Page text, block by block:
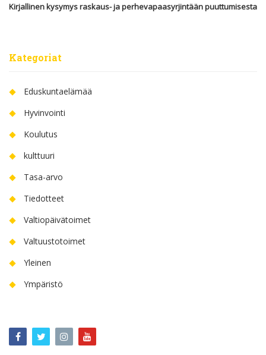
Kirjallinen kysymys raskaus- ja perhevapaasyrjintään puuttumisesta
Kategoriat
Eduskuntaelämää
Hyvinvointi
Koulutus
kulttuuri
Tasa-arvo
Tiedotteet
Valtiopäivätoimet
Valtuustotoimet
Yleinen
Ympäristö